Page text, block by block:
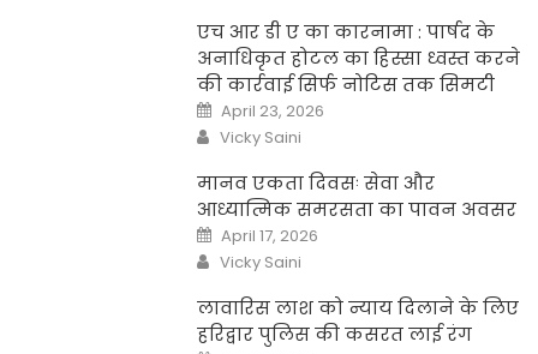
एच आर डी ए का कारनामा : पार्षद के
अनाधिकृत होटल का हिस्सा ध्वस्त करने
की कार्रवाई सिर्फ नोटिस तक सिमटी
Posted
on
April 23, 2026
Author
Vicky Saini
मानव एकता दिवसः सेवा और
आध्यात्मिक समरसता का पावन अवसर
Posted
on
April 17, 2026
Author
Vicky Saini
लावारिस लाश को न्याय दिलाने के लिए
हरिद्वार पुलिस की कसरत लाई रंग